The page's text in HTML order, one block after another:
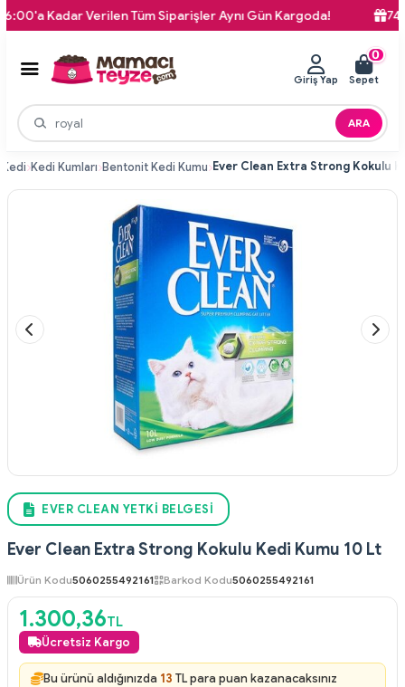
Kadar Verilen Tüm Siparişler Aynı Gün Kargoda! 740 TL
ARA
Giriş Yap
0
Sepet
Kedi Kedi Kumları Bentonit Kedi Kumu
EVER CLEAN YETKI BELGESI
Ever Clean Extra Strong Kokulu Kedi Kumu 10 Lt
Ürün Kodu5060255492161 Barkod Kodu5060255492161
1.300,36TL
Ücretsiz Kargo
Bu ürünü aldığınızda 13 TL para puan kazanacaksınız